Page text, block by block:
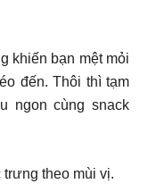
khiến bạn mệt mỏi
đến. Thôi thì tạm
ngon cùng snack
theo mùi vị.